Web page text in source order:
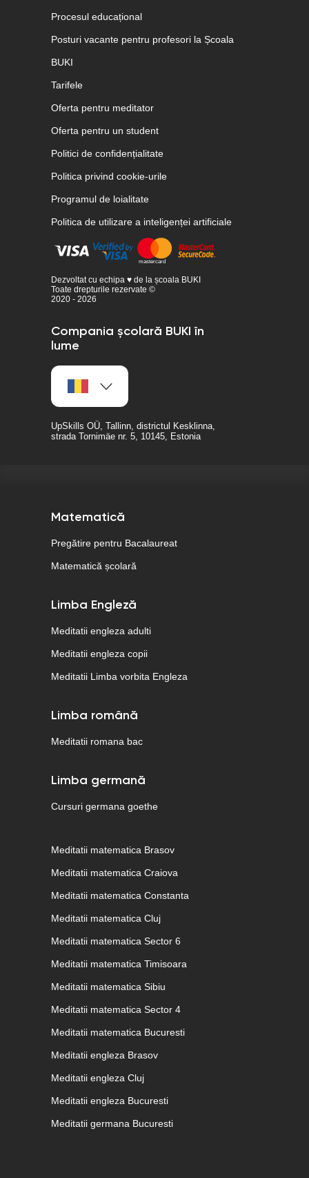
Procesul educațional
Posturi vacante pentru profesori la Școala
BUKI
Tarifele
Oferta pentru meditator
Oferta pentru un student
Politici de confidențialitate
Politica privind cookie-urile
Programul de loialitate
Politica de utilizare a inteligenței artificiale
Dezvoltat cu echipa ♥ de la școala BUKI
Toate drepturile rezervate ©
2020 - 2026
Compania școlară BUKI în
lume
UpSkills OÜ, Tallinn, districtul Kesklinna,
strada Tornimäe nr. 5, 10145, Estonia
Matematică
Pregătire pentru Bacalaureat
Matematică școlară
Limba Engleză
Meditatii engleza adulti
Meditatii engleza copii
Meditatii Limba vorbita Engleza
Limba română
Meditatii romana bac
Limba germană
Cursuri germana goethe
Meditatii matematica Brasov
Meditatii matematica Craiova
Meditatii matematica Constanta
Meditatii matematica Cluj
Meditatii matematica Sector 6
Meditatii matematica Timisoara
Meditatii matematica Sibiu
Meditatii matematica Sector 4
Meditatii matematica Bucuresti
Meditatii engleza Brasov
Meditatii engleza Cluj
Meditatii engleza Bucuresti
Meditatii germana Bucuresti